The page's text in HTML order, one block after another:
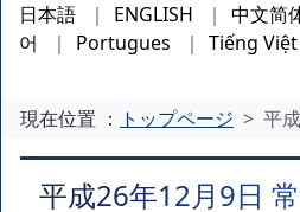
日本語 ENGLISH 中文简
어
Portugues Tiếng Việt
現在位置 ： トップページ 平
平成26年12月9日